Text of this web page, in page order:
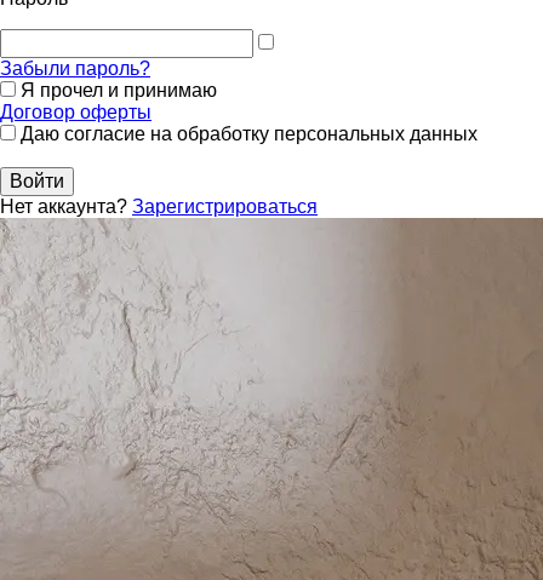
Забыли пароль?
Я прочел и принимаю
Договор оферты
Даю согласие на обработку персональных данных
Войти
Нет аккаунта? Зарегистрироваться